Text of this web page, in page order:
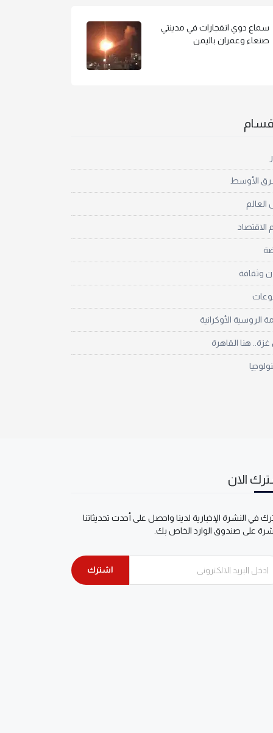
سماع دوي انفجارات في مدينتي
صنعاء وعمران باليمن
الأوسط
العالم
الاقتصاد
وثقافة
الروسية الأوكرانية
هنا القاهرة
الان
في النشرة الإخبارية لدينا واحصل على أحدث تحديثاتنا
على صندوق الوارد الخاص بك.
اشترك